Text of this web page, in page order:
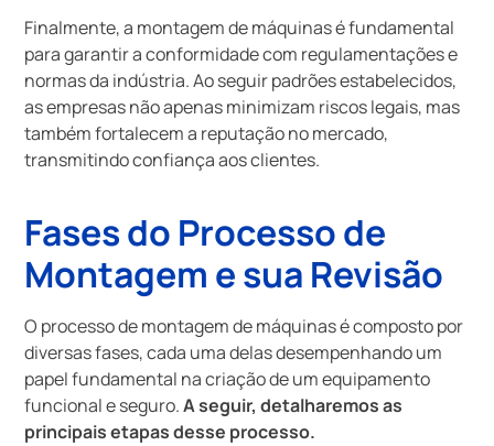
Finalmente, a montagem de máquinas é fundamental
para garantir a conformidade com regulamentações e
normas da indústria. Ao seguir padrões estabelecidos,
as empresas não apenas minimizam riscos legais, mas
também fortalecem a reputação no mercado,
transmitindo confiança aos clientes.
Fases do Processo de
Montagem e sua Revisão
O processo de montagem de máquinas é composto por
diversas fases, cada uma delas desempenhando um
papel fundamental na criação de um equipamento
funcional e seguro.A seguir, detalharemos as
principais etapas desse processo.